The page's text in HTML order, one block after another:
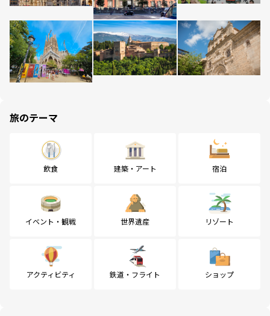
旅のテーマ
飲食 建築・アート 宿泊
イベント・観戦 世界遺産 リゾート
アクティビティ 鉄道・フライト ショップ